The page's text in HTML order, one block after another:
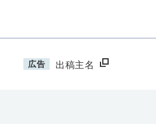
広告 出稿主名